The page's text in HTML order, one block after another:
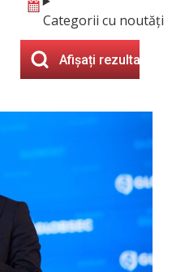
Categorii cu noutăți
Afișați rezultatele